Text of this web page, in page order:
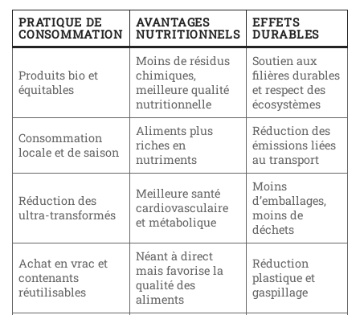
PRATIQUE DE
CONSOMMATION
AVANTAGES
NUTRITIONNELS
EFFETS
DURABLES
Produits bio et
équitables
Moins de résidus
chimiques,
meilleure qualité
nutritionnelle
Soutien aux
filières durables
et respect des
écosystèmes
Consommation
locale et de saison
Aliments plus
riches en
nutriments
Réduction des
émissions liées
au transport
Réduction des
ultra-transformés
Meilleure santé
cardiovasculaire
et métabolique
Moins
d’emballages,
moins de
déchets
Achat en vrac et
contenants
réutilisables
Néant à direct
mais favorise la
qualité des
aliments
Réduction
plastique et
gaspillage